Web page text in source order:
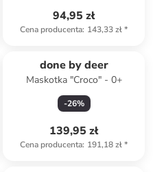
94,95 zł
Cena producenta: 143,33 zł*
done by deer
Maskotka "Croco" - 0+
-26%
139,95 zł
Cena producenta: 191,18 zł*